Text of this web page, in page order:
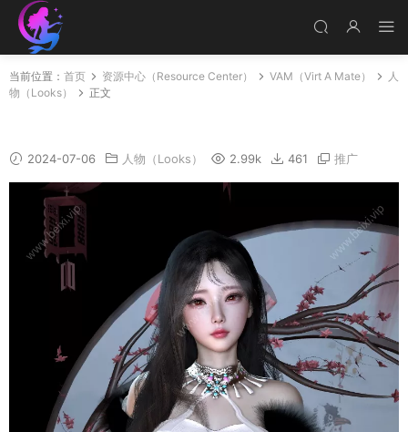
当前位置： 首页 资源中心（Resource Center） VAM（Virt A Mate）
人
物（Looks）
正文
2024-07-06 人物（Looks） 2.99k 461 推广